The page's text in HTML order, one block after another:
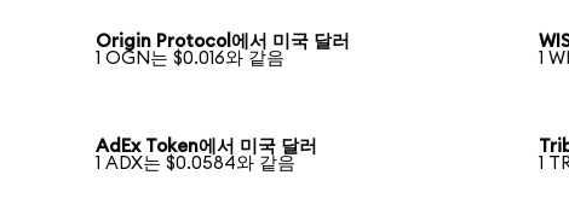
Origin Protocol에서 미국 달러
1 OGN는 $0.016와 같음
1
AdEx Token에서 미국 달러
1 ADX는 $0.0584와 같음
1